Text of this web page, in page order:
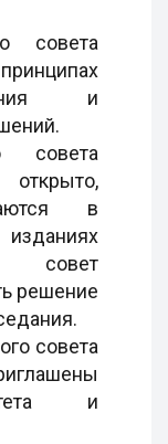
совета
и
совета
открыто,
в
совет
решение
совета
и